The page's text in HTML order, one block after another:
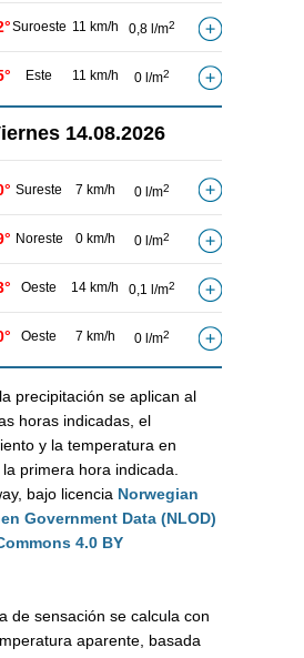
Suroeste 11 km/h 0,8 l/m2
Este 11 km/h 0 l/m2
14.08.2026
Sureste 7 km/h 0 l/m2
Noreste 0 km/h 0 l/m2
Oeste 14 km/h 0,1 l/m2
Oeste 7 km/h 0 l/m2
precipitación se aplican al
horas indicadas, el
y la temperatura en
primera hora indicada.
bajo licencia Norwegian
Government Data (NLOD)
4.0 BY
de sensación se calcula con
aparente, basada